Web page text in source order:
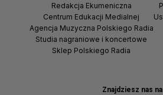
Znajdziesz nas na
Redakcja Ekumeniczna
Centrum Edukacji Medialnej
Agencja Muzyczna Polskiego Radia
Studia nagraniowe i koncertowe
Sklep Polskiego Radia